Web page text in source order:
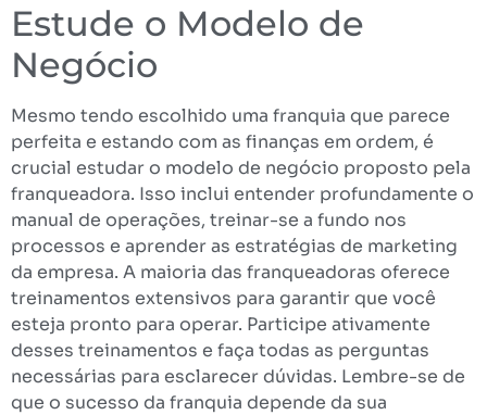
Estude o Modelo de
Negócio
Mesmo tendo escolhido uma franquia que parece
perfeita e estando com as finanças em ordem, é
crucial estudar o modelo de negócio proposto pela
franqueadora. Isso inclui entender profundamente o
manual de operações, treinar-se a fundo nos
processos e aprender as estratégias de marketing
da empresa. A maioria das franqueadoras oferece
treinamentos extensivos para garantir que você
esteja pronto para operar. Participe ativamente
desses treinamentos e faça todas as perguntas
necessárias para esclarecer dúvidas. Lembre-se de
que o sucesso da franquia depende da sua